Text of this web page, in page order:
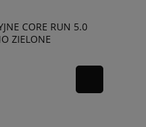
CORE RUN 5.0
ZIELONE